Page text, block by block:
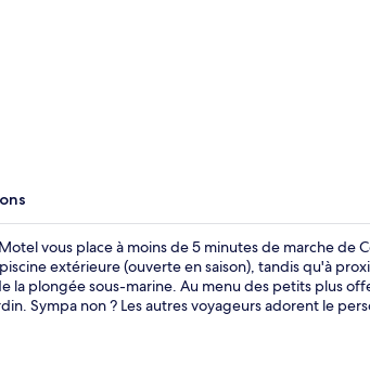
vous place à moins de 5 minutes de marche de
piscine extérieure (ouverte en saison), tandis qu'à
la plongée sous-marine. Au menu des petits plus
Sympa non ? Les autres voyageurs adorent le